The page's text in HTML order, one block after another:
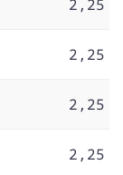
2,25
2,25
2,25
2,25